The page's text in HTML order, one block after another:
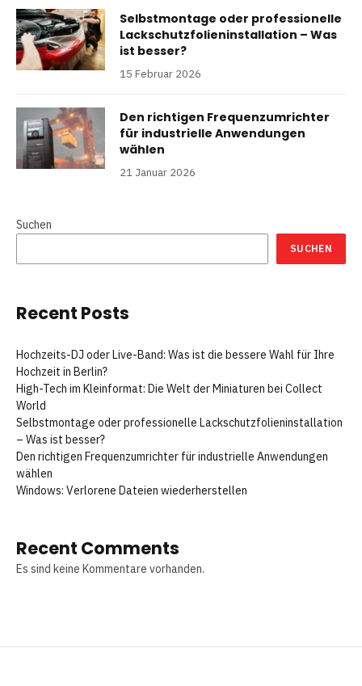
Selbstmontage oder professionelle
Lackschutzfolieninstallation – Was
ist besser?
15 Februar 2026
Den richtigen Frequenzumrichter
für industrielle Anwendungen
wählen
21 Januar 2026
Suchen
SUCHEN
Recent Posts
Hochzeits-DJ oder Live-Band: Was ist die bessere Wahl für Ihre
Hochzeit in Berlin?
High-Tech im Kleinformat: Die Welt der Miniaturen bei Collect
World
Selbstmontage oder professionelle Lackschutzfolieninstallation
– Was ist besser?
Den richtigen Frequenzumrichter für industrielle Anwendungen
wählen
Windows: Verlorene Dateien wiederherstellen
Recent Comments
Es sind keine Kommentare vorhanden.